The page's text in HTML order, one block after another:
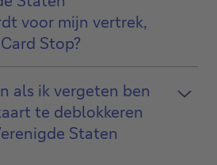
voor mijn vertrek,
Stop?
als ik vergeten ben
te deblokkeren
Staten